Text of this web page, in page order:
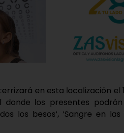
en esta localización el
los presentes
los besos’, ‘Sangre en las